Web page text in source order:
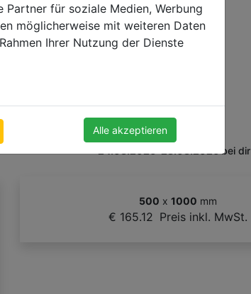
Partner für soziale Medien, Werbung
möglicherweise mit weiteren Daten
Ihrer Nutzung der Dienste
Alle akzeptierenDeutschland
bei dir
500 x 1000 mm
€ 165.12 Preis inkl. MwSt.